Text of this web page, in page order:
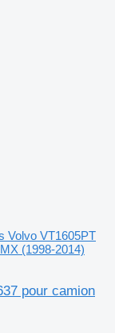
Volvo VT1605PT
(1998-2014)
pour camion